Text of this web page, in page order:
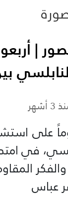
|
أشهر
على
في
عباس